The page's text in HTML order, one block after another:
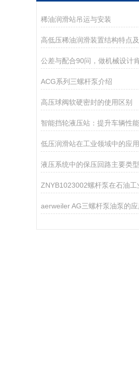
稀油润滑站吊运与安装
ACG系列三螺杆泵介绍
高压球阀软硬密封的使用区别